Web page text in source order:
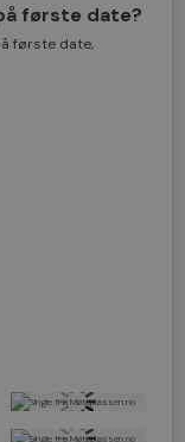
første date?
første date,